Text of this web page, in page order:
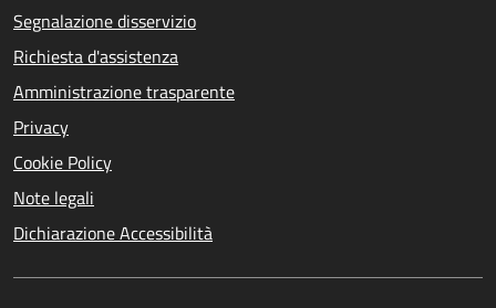
Segnalazione disservizio
Richiesta d'assistenza
Amministrazione trasparente
Privacy
Cookie Policy
Note legali
Dichiarazione Accessibilità